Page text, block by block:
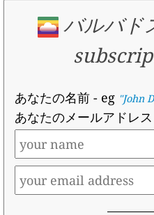
バルバド
あなたの名前- eg "John
あなたのメールアドレス